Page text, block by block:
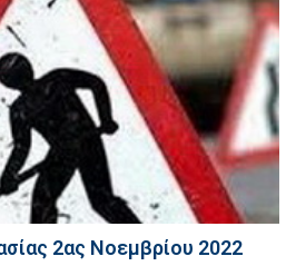
2ας Νοεμβρίου 2022